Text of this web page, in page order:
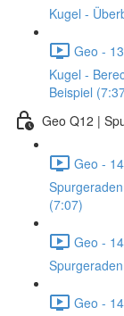
Kugel -
Geo -
Kugel -
Beispiel
Geo Q12 |
Geo -
(7:07)
Geo -
Geo -